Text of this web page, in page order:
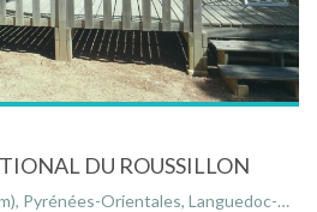
DU ROUSSILLON
Orientales, Languedoc-Roussillon, Occitanie, France